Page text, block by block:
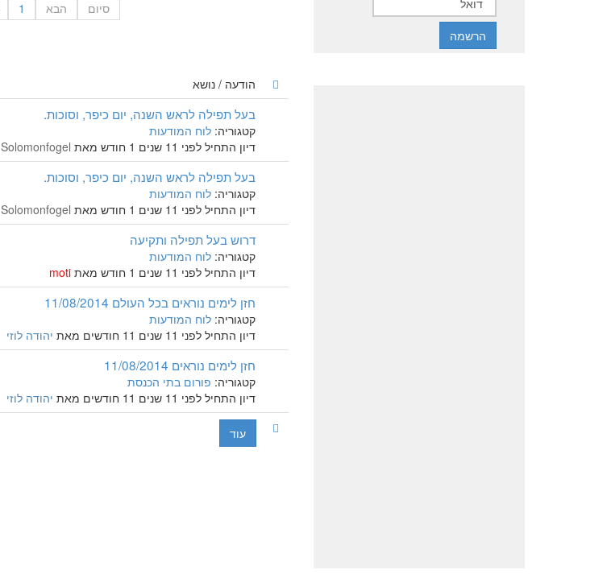
1 הבא סיום
הודעה / נושא
עוד
בעל תפילה לראש השנה, יום כיפר, וסוכות.
קטגוריה: לוח המודעות
דיון התחיל לפני 11 שנים 1 חודש מאת
Solomonfogel
בעל תפילה לראש השנה, יום כיפר, וסוכות.
קטגוריה: לוח המודעות
דיון התחיל לפני 11 שנים 1 חודש מאת
Solomonfogel
דרוש בעל תפילה ותקיעה
קטגוריה: לוח המודעות
דיון התחיל לפני 11 שנים 1 חודש מאת
moti
חזן לימים נוראים בכל העולם 11/08/2014
קטגוריה: לוח המודעות
דיון התחיל לפני 11 שנים 11 חודשים מאת
יהודה לוזי
חזן לימים נוראים 11/08/2014
קטגוריה: פורום בתי הכנסת
דיון התחיל לפני 11 שנים 11 חודשים מאת
יהודה לוזי